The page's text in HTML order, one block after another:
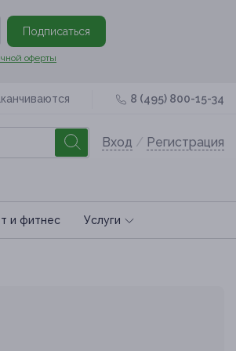
Подписаться
оферты
8 (495) 800-15-34
Вход / Регистрация
и фитнес Услуги